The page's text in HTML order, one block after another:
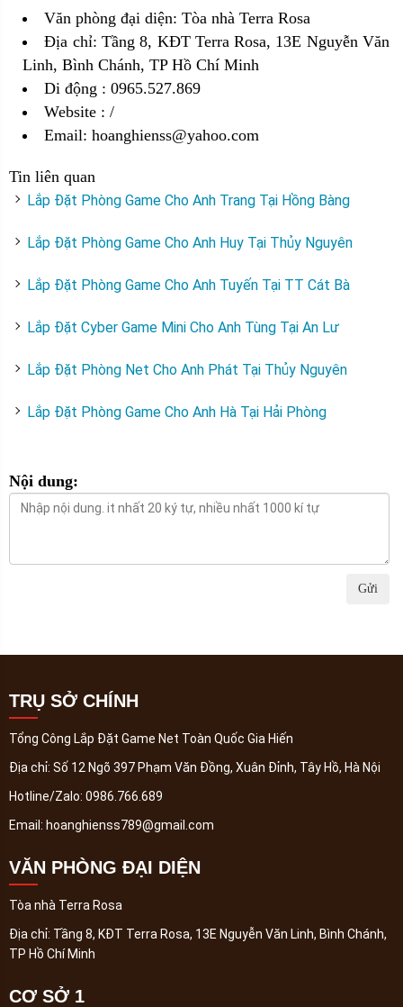
Văn phòng đại diện: Tòa nhà Terra Rosa
Địa chỉ: Tầng 8, KĐT Terra Rosa, 13E Nguyễn Văn
Linh, Bình Chánh, TP Hồ Chí Minh
Di động : 0965.527.869
Website : /
Email: hoanghienss@yahoo.com
Tin liên quan
Lắp Đặt Phòng Game Cho Anh Trang Tại Hồng Bàng
Lắp Đặt Phòng Game Cho Anh Huy Tại Thủy Nguyên
Lắp Đặt Phòng Game Cho Anh Tuyến Tại TT Cát Bà
Lắp Đặt Cyber Game Mini Cho Anh Tùng Tại An Lư
Lắp Đặt Phòng Net Cho Anh Phát Tại Thủy Nguyên
Lắp Đặt Phòng Game Cho Anh Hà Tại Hải Phòng
Nội dung:
Gửi
TRỤ SỞ CHÍNH
Tổng Công Lắp Đặt Game Net Toàn Quốc Gia Hiến
Địa chỉ: Số 12 Ngõ 397 Phạm Văn Đồng, Xuân Đỉnh, Tây Hồ, Hà Nội
Hotline/Zalo: 0986.766.689
Email: hoanghienss789@gmail.com
VĂN PHÒNG ĐẠI DIỆN
Tòa nhà Terra Rosa
Địa chỉ: Tầng 8, KĐT Terra Rosa, 13E Nguyễn Văn Linh, Bình Chánh,
TP Hồ Chí Minh
CƠ SỞ 1